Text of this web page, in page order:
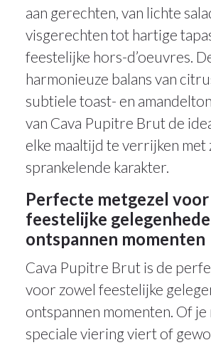
aan gerechten, van lichte
visgerechten tot hartige
feestelijke hors-d’oeuvres.
harmonieuze balans van
subtiele toast- en
van Cava Pupitre Brut de
elke maaltijd te verrijken met
sprankelende karakter.
Perfecte metgezel voor
feestelijke
ontspannen momenten
Cava Pupitre Brut is de
voor zowel feestelijke
ontspannen momenten. Of je
speciale viering viert of